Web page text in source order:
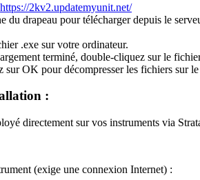
https://2kv2.updatemyunit.net/
du drapeau pour télécharger depuis le
.exe sur votre ordinateur.
terminé, double-cliquez sur le
sur OK pour décompresser les fichiers sur
:
directement sur vos instruments via
(exige une connexion Internet) :